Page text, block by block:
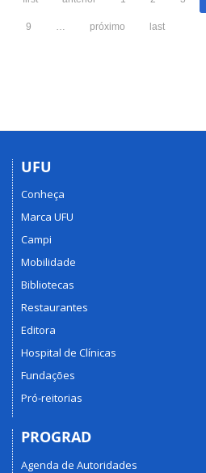
9 próximo last
UFU
Conheça
Marca UFU
Campi
Mobilidade
Bibliotecas
Restaurantes
Editora
Hospital de Clínicas
Fundações
Pró-reitorias
PROGRAD
Agenda de Autoridades